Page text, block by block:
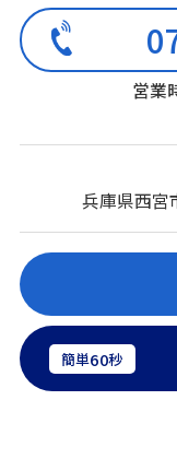
営業
兵庫県西宮
簡単60秒